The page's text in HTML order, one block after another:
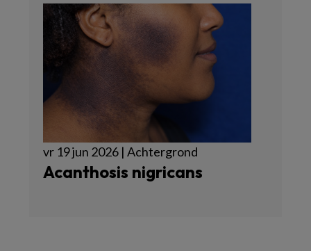
vr 19 jun 2026 | Achtergrond
Acanthosis nigricans